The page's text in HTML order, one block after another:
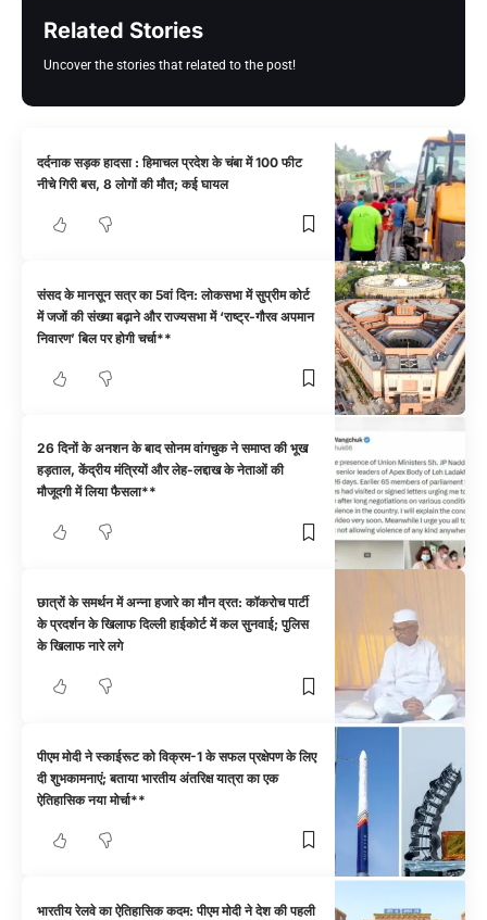
Related Stories
Uncover the stories that related to the post!
दर्दनाक सड़क हादसा : हिमाचल प्रदेश के चंबा में 100 फीट
नीचे गिरी बस, 8 लोगों की मौत; कई घायल
संसद के मानसून सत्र का 5वां दिन: लोकसभा में सुप्रीम कोर्ट
में जजों की संख्या बढ़ाने और राज्यसभा में ‘राष्ट्र-गौरव अपमान
निवारण’ बिल पर होगी चर्चा**
26 दिनों के अनशन के बाद सोनम वांगचुक ने समाप्त की भूख
हड़ताल, केंद्रीय मंत्रियों और लेह-लद्दाख के नेताओं की
मौजूदगी में लिया फैसला**
छात्रों के समर्थन में अन्ना हजारे का मौन व्रत: कॉकरोच पार्टी
के प्रदर्शन के खिलाफ दिल्ली हाईकोर्ट में कल सुनवाई; पुलिस
के खिलाफ नारे लगे
पीएम मोदी ने स्काईरूट को विक्रम-1 के सफल प्रक्षेपण के लिए
दी शुभकामनाएं; बताया भारतीय अंतरिक्ष यात्रा का एक
ऐतिहासिक नया मोर्चा**
भारतीय रेलवे का ऐतिहासिक कदम: पीएम मोदी ने देश की पहली